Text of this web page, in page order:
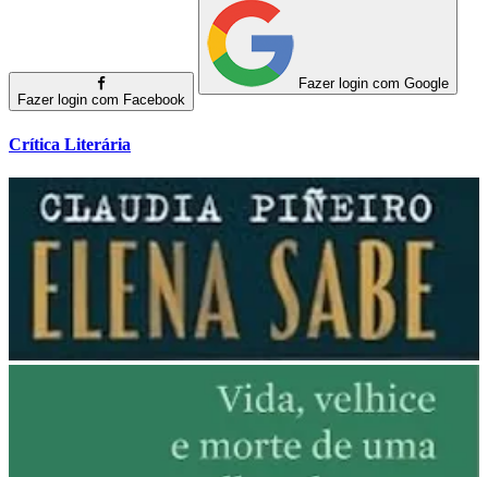
Fazer login com Facebook
Fazer login com Google
Crítica Literária